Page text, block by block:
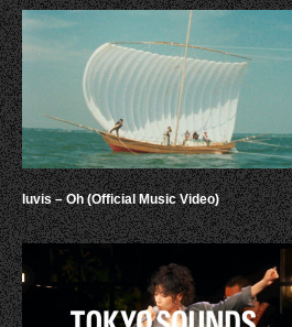
luvis – Oh (Official Music Video)